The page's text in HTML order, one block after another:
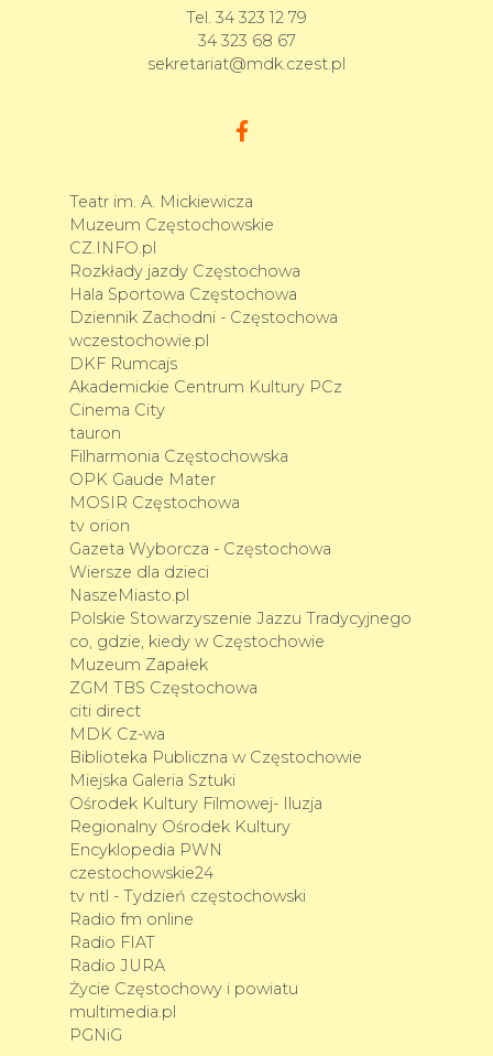
Tel. 34 323 12 79
34 323 68 67
sekretariat@mdk.czest.pl
Teatr im. A. Mickiewicza
Muzeum Częstochowskie
CZ.INFO.pl
Rozkłady jazdy Częstochowa
Hala Sportowa Częstochowa
Dziennik Zachodni - Częstochowa
wczestochowie.pl
DKF Rumcajs
Akademickie Centrum Kultury PCz
Cinema City
tauron
Filharmonia Częstochowska
OPK Gaude Mater
MOSIR Częstochowa
tv orion
Gazeta Wyborcza - Częstochowa
Wiersze dla dzieci
NaszeMiasto.pl
Polskie Stowarzyszenie Jazzu Tradycyjnego
co, gdzie, kiedy w Częstochowie
Muzeum Zapałek
ZGM TBS Częstochowa
citi direct
MDK Cz-wa
Biblioteka Publiczna w Częstochowie
Miejska Galeria Sztuki
Ośrodek Kultury Filmowej- Iluzja
Regionalny Ośrodek Kultury
Encyklopedia PWN
czestochowskie24
tv ntl - Tydzień częstochowski
Radio fm online
Radio FIAT
Radio JURA
Życie Częstochowy i powiatu
multimedia.pl
PGNiG